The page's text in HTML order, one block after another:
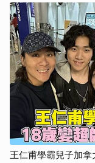
王仁甫學霸兒子加